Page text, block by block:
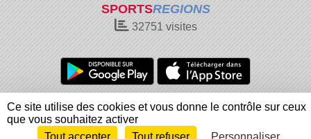
SPORTSREGIONS
32751 visites
Charte cookies
Gestion des cookies
Informations légales
Signaler un contenu inapproprié
Ce site utilise des cookies et vous donne le contrôle sur ceux
que vous souhaitez activer
Tout accepter
Tout refuser Personnaliser